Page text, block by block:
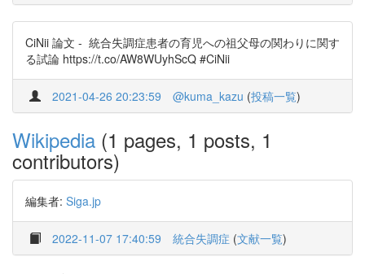
CiNii 論文 - 統合失調症患者の育児への祖父母の関わりに関す
る試論 https://t.co/AW8WUyhScQ #CiNii
2021-04-26 20:23:59 @kuma_kazu (投稿一覧)
Wikipedia (1 pages, 1 posts, 1
contributors)
編集者: Siga.jp
2022-11-07 17:40:59 統合失調症 (文献一覧)